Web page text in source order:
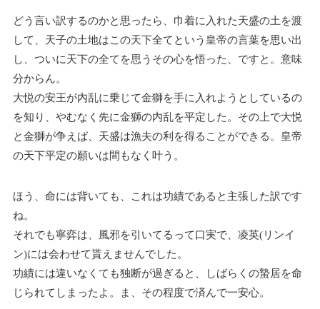
どう言い訳するのかと思ったら、巾着に入れた天盛の土を渡
して、天子の土地はこの天下全てという皇帝の言葉を思い出
し、ついに天下の全てを思うその心を悟った、ですと。意味
分からん。
大悦の安王が内乱に乗じて金獅を手に入れようとしているの
を知り、やむなく先に金獅の内乱を平定した。その上で大悦
と金獅が争えば、天盛は漁夫の利を得ることができる。皇帝
の天下平定の願いは間もなく叶う。
ほう、命には背いても、これは功績であると主張した訳です
ね。
それでも寧弈は、風邪を引いてるって口実で、凌英(リンイ
ン)には会わせて貰えませんでした。
功績には違いなくても独断が過ぎると、しばらくの蟄居を命
じられてしまったよ。ま、その程度で済んで一安心。